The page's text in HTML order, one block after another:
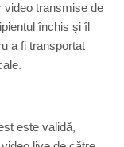
video transmise de
închis și îl
a fi transportat
este validă,